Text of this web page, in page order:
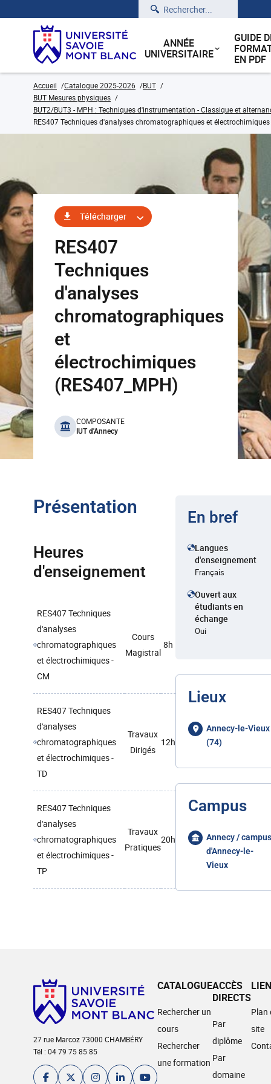
Rechercher
ANNÉE
UNIVERSITAIRE
GUIDE
EN PDF
Accueil Catalogue 2025-2026
BUT
BUT Mesures physiques
BUT2/BUT3 - MPH : Techniques d'instrumentation - Classique et
RES407 Techniques d'analyses chromatographiques et électrochimiques
Télécharger
RES407
Techniques
d'analyses
chromatographiques
et
électrochimiques
(RES407_MPH)
benefits
COMPOSANTE
IUT d'Annecy
Présentation
Heures
d'enseignement
RES407 Techniques
d'analyses
chromatographiques
et électrochimiques -
CM
Cours
Magistral
8h
RES407 Techniques
d'analyses
chromatographiques
et électrochimiques -
TD
Travaux
Dirigés
12h
RES407 Techniques
d'analyses
chromatographiques
et électrochimiques -
TP
Travaux
Pratiques
20h
En bref
Langues
d'enseignement
Français
Ouvert aux
étudiants en
échange
Oui
Lieux
Annecy-le-Vieux
(74)
Campus
Annecy / campus
d'Annecy-le-
Vieux
27 rue Marcoz 73000 CHAMBÉRY
Tél : 04 79 75 85 85
CATALOGUE
Rechercher un
cours
Rechercher
une formation
ACCÈS
DIRECTS
Par
diplôme
Par
domaine
Plan
site